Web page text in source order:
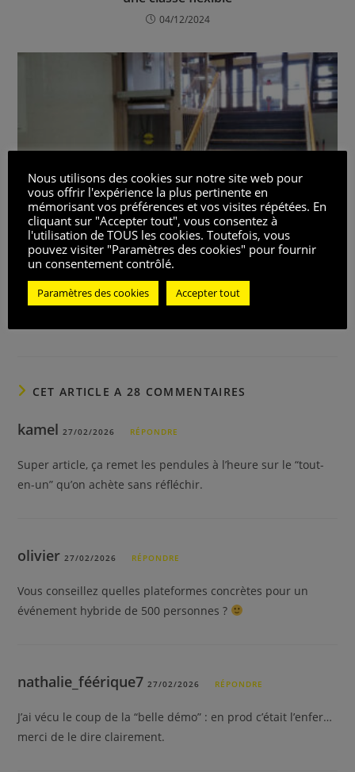
04/12/2024
Les types d’ascenseurs adaptés aux personnes
en fauteuil roulant
CET ARTICLE A 28 COMMENTAIRES
kamel 27/02/2026 RÉPONDRE
Super article, ça remet les pendules à l’heure sur le “tout-
en-un” qu’on achète sans réfléchir.
olivier 27/02/2026 RÉPONDRE
Vous conseillez quelles plateformes concrètes pour un
événement hybride de 500 personnes ?
nathalie_féérique7 27/02/2026 RÉPONDRE
J’ai vécu le coup de la “belle démo” : en prod c’était l’enfer…
merci de le dire clairement.
Nous utilisons des cookies sur notre site web pour
vous offrir l'expérience la plus pertinente en
mémorisant vos préférences et vos visites répétées. En
cliquant sur "Accepter tout", vous consentez à
l'utilisation de TOUS les cookies. Toutefois, vous
pouvez visiter "Paramètres des cookies" pour fournir
un consentement contrôlé.
Paramètres des cookies Accepter tout